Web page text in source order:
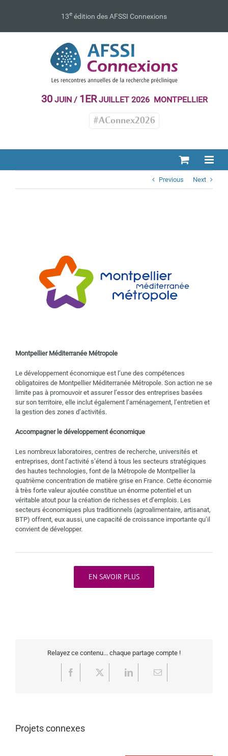
13e édition des AFSSI Connexions
30JUIN / 1ERJUILLET 2026 MONTPELLIER
#AConnex2026
Previous Next
Montpellier Méditerranée Métropole
Le développement économique est l’une des compétences
obligatoires de Montpellier Méditerranée Métropole. Son action ne se
limite pas à promouvoir et assurer l’essor des entreprises basées
sur son territoire, elle inclut également l’aménagement, l’entretien et
la gestion des zones d’activités.
Accompagner le développement économique
Les nombreux laboratoires, centres de recherche, universités et
entreprises, dont l’activité s’étend à tous les secteurs stratégiques
des hautes technologies, font de la Métropole de Montpellier la
quatrième concentration de matière grise en France. Cette économie
à très forte valeur ajoutée constitue un énorme potentiel et un
véritable atout pour la création de richesses et d’emplois. Les
secteurs économiques plus traditionnels (agroalimentaire, artisanat,
BTP) offrent, eux aussi, une capacité de croissance importante qu’il
convient de développer.
EN SAVOIR PLUS
Relayez ce contenu... chaque partage compte !
Facebook LinkedInEmail
Projets connexes